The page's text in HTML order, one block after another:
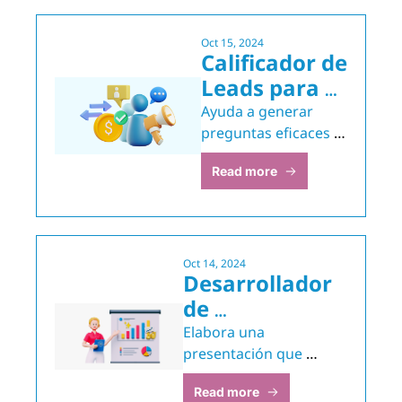
Completo
Oct 15, 2024
Calificador de
Leads para
Ventas
Ayuda a generar
preguntas eficaces
para determinar si
un cliente potencial
producto o servicio
específico.
Read more
Oct 14, 2024
Desarrollador
de
Presentaciones
de Ventas
Elabora una
presentación que
describa los beneficios
y capacidades de tu
Read more